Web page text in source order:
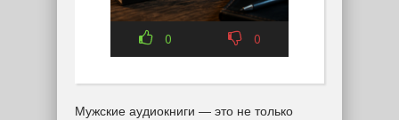
0 0
Мужские аудиокниги — это не только